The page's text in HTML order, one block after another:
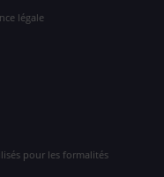
légale
pour les formalités